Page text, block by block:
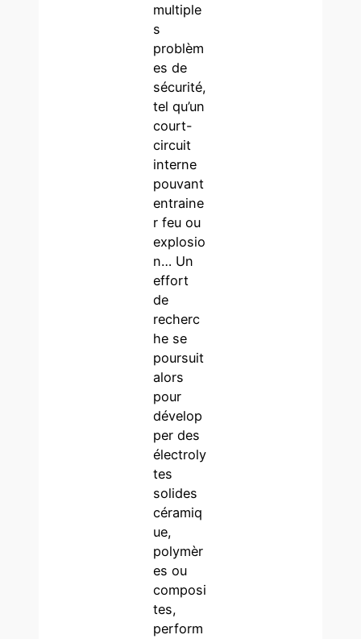
multiple
s
problèm
es de
sécurité,
tel qu’un
court-
circuit
interne
pouvant
entraine
r feu ou
explosio
n… Un
effort
de
recherc
he se
poursuit
alors
pour
dévelop
per des
électroly
tes
solides
céramiq
ue,
polymèr
es ou
composi
tes,
perform